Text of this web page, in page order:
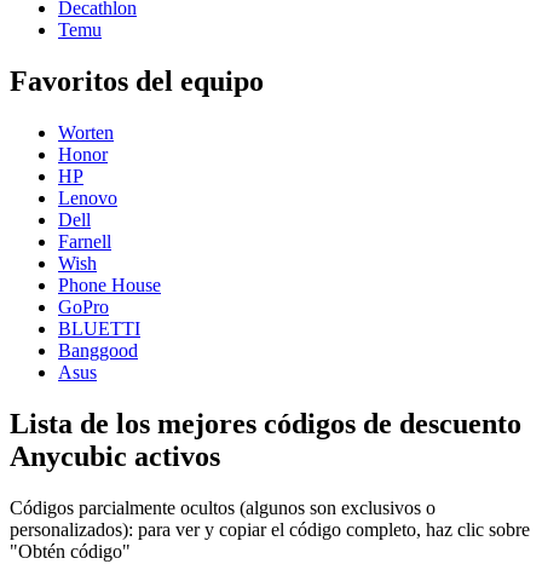
Decathlon
Temu
Favoritos del equipo
Worten
Honor
HP
Lenovo
Dell
Farnell
Wish
Phone House
GoPro
BLUETTI
Banggood
Asus
Lista de los mejores códigos de descuento
Anycubic activos
Códigos parcialmente ocultos (algunos son exclusivos o
personalizados): para ver y copiar el código completo, haz clic sobre
"Obtén código"